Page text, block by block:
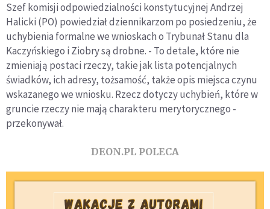
Szef komisji odpowiedzialności konstytucyjnej Andrzej
Halicki (PO) powiedział dziennikarzom po posiedzeniu, że
uchybienia formalne we wnioskach o Trybunał Stanu dla
Kaczyńskiego i Ziobry są drobne. - To detale, które nie
zmieniają postaci rzeczy, takie jak lista potencjalnych
świadków, ich adresy, tożsamość, także opis miejsca czynu
wskazanego we wniosku. Rzecz dotyczy uchybień, które w
gruncie rzeczy nie mają charakteru merytorycznego -
przekonywał.
DEON.PL POLECA